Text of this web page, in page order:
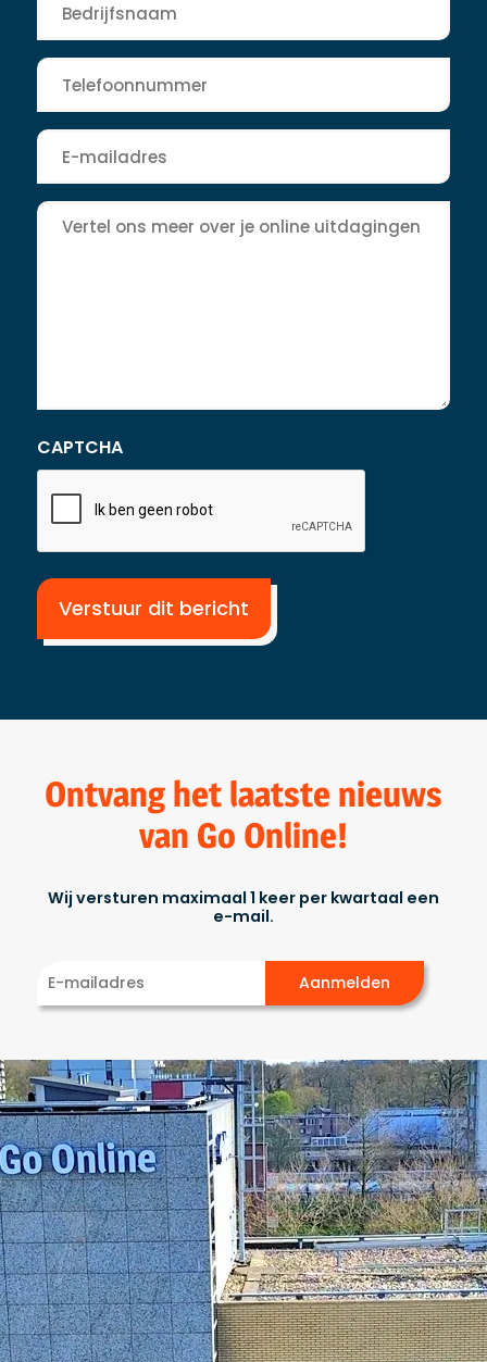
Telefoon
E-
mailadres
Bericht
CAPTCHA
Ontvang het laatste nieuws
van Go Online!
Wij versturen maximaal 1 keer per kwartaal een
e-mail.